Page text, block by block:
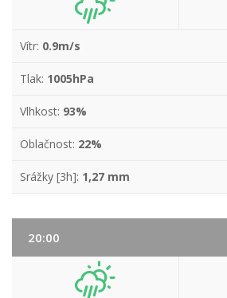
Vítr: 0.9m/s
Tlak: 1005hPa
Vlhkost: 93%
Oblačnost: 22%
Srážky [3h]: 1,27 mm
20:00